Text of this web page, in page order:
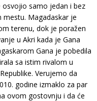
osvojio samo jedan i bez
mestu. Magadaskar je
terenu, dok je poražen
u Akri kada je Gana
Gana je pobedila
sa istim rivalom u
Verujemo da
godine izmaklo za par
ovom gostovnju i da će